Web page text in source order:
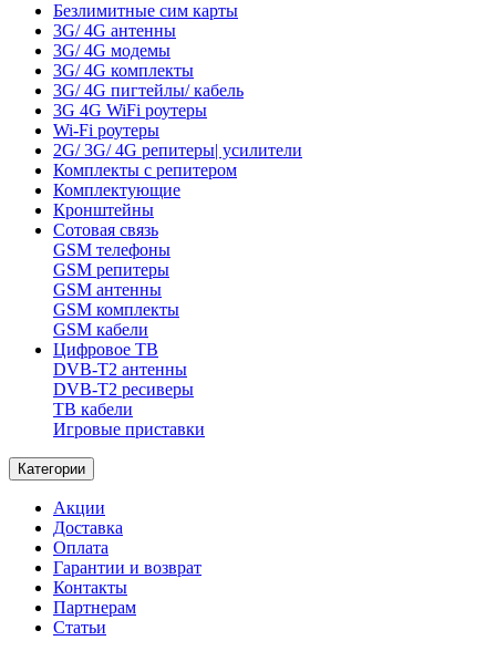
Безлимитные сим карты
3G/ 4G антенны
3G/ 4G модемы
3G/ 4G комплекты
3G/ 4G пигтейлы/ кабель
3G 4G WiFi роутеры
Wi-Fi роутеры
2G/ 3G/ 4G репитеры| усилители
Комплекты с репитером
Комплектующие
Кронштейны
Сотовая связь
GSM телефоны
GSM репитеры
GSM антенны
GSM комплекты
GSM кабели
Цифровое ТВ
DVB-T2 антенны
DVB-T2 ресиверы
ТВ кабели
Игровые приставки
Категории
Акции
Доставка
Оплата
Гарантии и возврат
Контакты
Партнерам
Статьи